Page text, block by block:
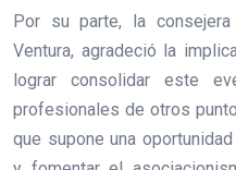
Por su parte, la
Ventura, agradeció la
lograr consolidar este
profesionales de otros
que supone una